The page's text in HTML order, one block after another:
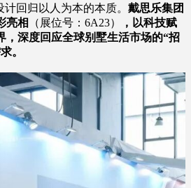
回归以人为本的本质。 戴思乐集团
亮相
（展位号：6A23）
，以科技赋
，深度回应全球别墅生活市场的“招
。